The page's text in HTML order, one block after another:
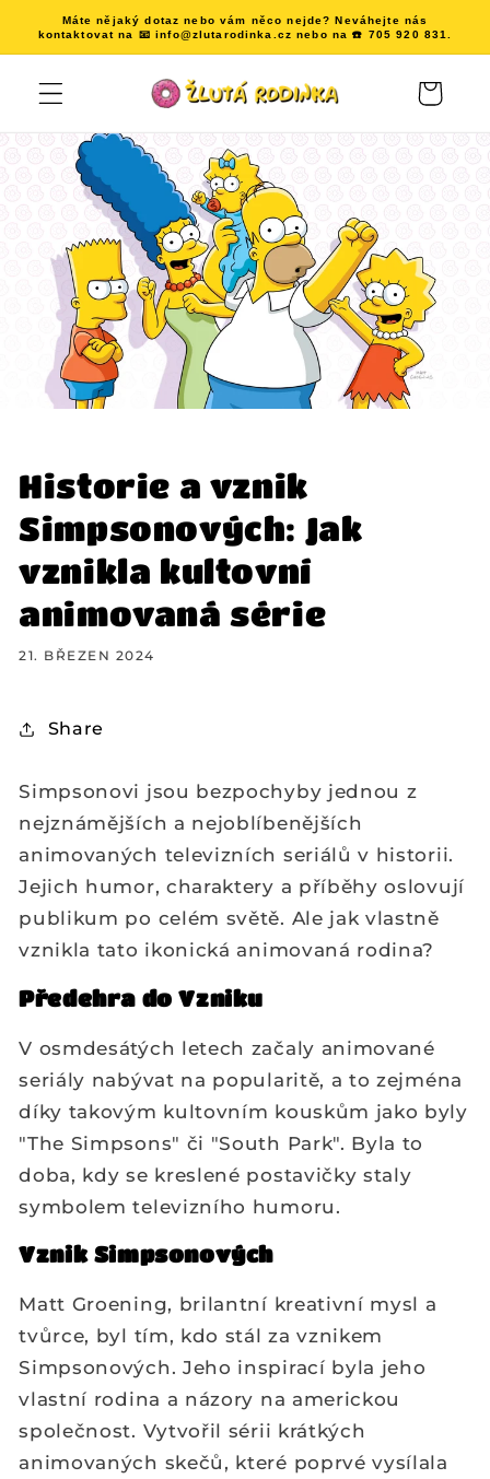
Přejít k
obsahu
Máte nějaký dotaz nebo vám něco nejde? Neváhejte nás
kontaktovat na 📧 info@zlutarodinka.cz nebo na ☎️ 705 920 831.
Košík
Historie a vznik
Simpsonových: Jak
vznikla kultovní
animovaná série
21. BŘEZEN 2024
Share
Simpsonovi jsou bezpochyby jednou z
nejznámějších a nejoblíbenějších
animovaných televizních seriálů v historii.
Jejich humor, charaktery a příběhy oslovují
publikum po celém světě. Ale jak vlastně
vznikla tato ikonická animovaná rodina?
Předehra do Vzniku
V osmdesátých letech začaly animované
seriály nabývat na popularitě, a to zejména
díky takovým kultovním kouskům jako byly
"The Simpsons" či "South Park". Byla to
doba, kdy se kreslené postavičky staly
symbolem televizního humoru.
Vznik Simpsonových
Matt Groening, brilantní kreativní mysl a
tvůrce, byl tím, kdo stál za vznikem
Simpsonových. Jeho inspirací byla jeho
vlastní rodina a názory na americkou
společnost. Vytvořil sérii krátkých
animovaných skečů, které poprvé vysílala